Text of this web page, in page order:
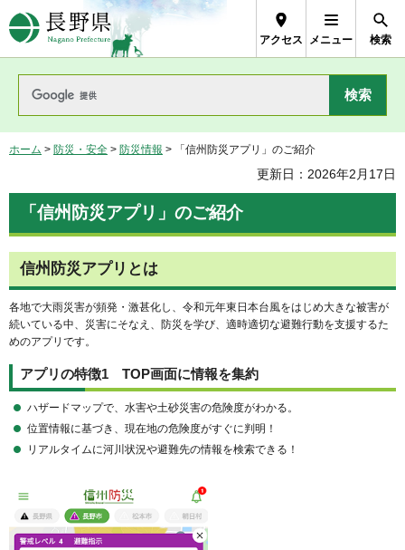
長野県Nagano Prefecture
アクセス メニュー 検索
ホーム > 防災・安全 > 防災情報 > 「信州防災アプリ」のご紹介
更新日：2026年2月17日
「信州防災アプリ」のご紹介
信州防災アプリとは
各地で大雨災害が頻発・激甚化し、令和元年東日本台風をはじめ大きな被害が
続いている中、災害にそなえ、防災を学び、適時適切な避難行動を支援するた
めのアプリです。
アプリの特徴1 TOP画面に情報を集約
ハザードマップで、水害や土砂災害の危険度がわかる。
位置情報に基づき、現在地の危険度がすぐに判明！
リアルタイムに河川状況や避難先の情報を検索できる！